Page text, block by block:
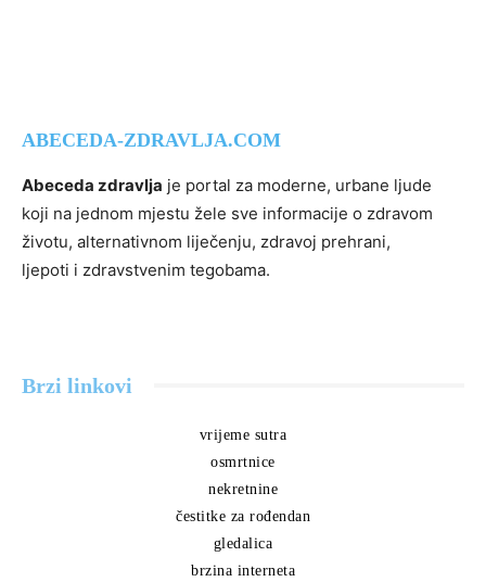
ABECEDA-ZDRAVLJA.COM
Abeceda zdravlja je portal za moderne, urbane ljude
koji na jednom mjestu žele sve informacije o zdravom
životu, alternativnom liječenju, zdravoj prehrani,
ljepoti i zdravstvenim tegobama.
Brzi linkovi
vrijeme sutra
osmrtnice
nekretnine
čestitke za rođendan
gledalica
brzina interneta